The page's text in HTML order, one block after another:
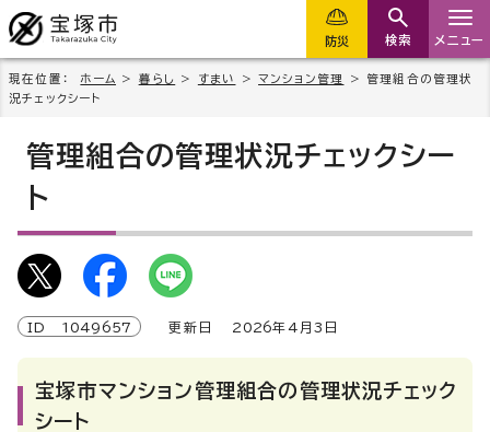
防災 検索 メニュー
現在位置： ホーム > 暮らし > すまい >マンション管理
> 管理組合の管理状
況チェックシート
管理組合の管理状況チェックシー
ト
ID 1049657 更新日 2026年4月3日
宝塚市マンション管理組合の管理状況チェック
シート